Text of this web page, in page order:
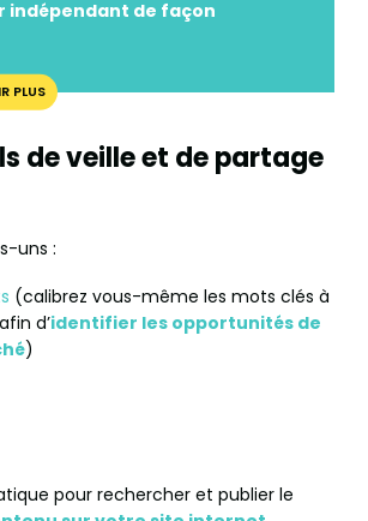
indépendant de façon
PLUS
de veille et de partage
uns :
(calibrez vous-même les mots clés à
d’identifier les opportunités de
)
pour rechercher et publier le